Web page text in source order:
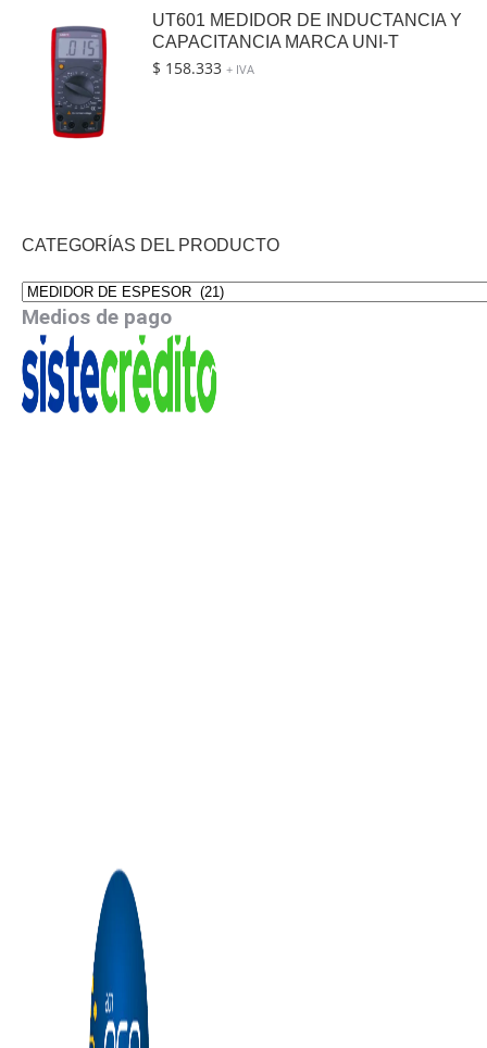
UT601 MEDIDOR DE INDUCTANCIA Y
CAPACITANCIA MARCA UNI-T
$ 158.333 + IVA
CATEGORÍAS DEL PRODUCTO
Medios de pago